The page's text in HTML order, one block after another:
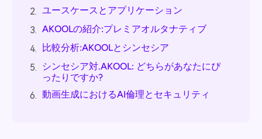
2. ユースケースとアプリケーション
3. AKOOLの紹介:プレミアオルタナティブ
4.
比較分析:AKOOLとシンセシア
5.
シンセシア対.AKOOL: どちらがあなたにぴ
ったりですか?
6. 動画生成におけるAI倫理とセキュリティ